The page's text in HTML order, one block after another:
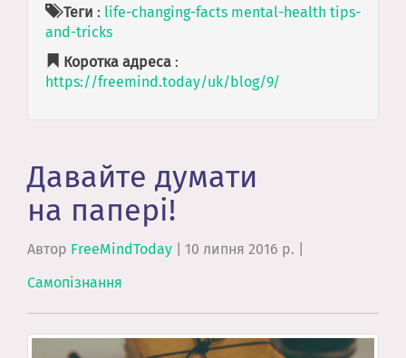
Теги : life-changing-facts mental-health tips-
and-tricks
Коротка адреса :
https://freemind.today/uk/blog/9/
Давайте думати
на папері!
Автор FreeMindToday 10 липня 2016 р.
Самопізнання